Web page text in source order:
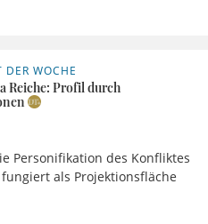
DER WOCHE
Reiche: Profil durch
Personifikation des Konfliktes
als Projektionsfläche